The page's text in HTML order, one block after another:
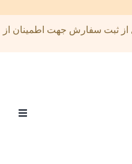
ثبت سفارش جهت اطمینان از
Open